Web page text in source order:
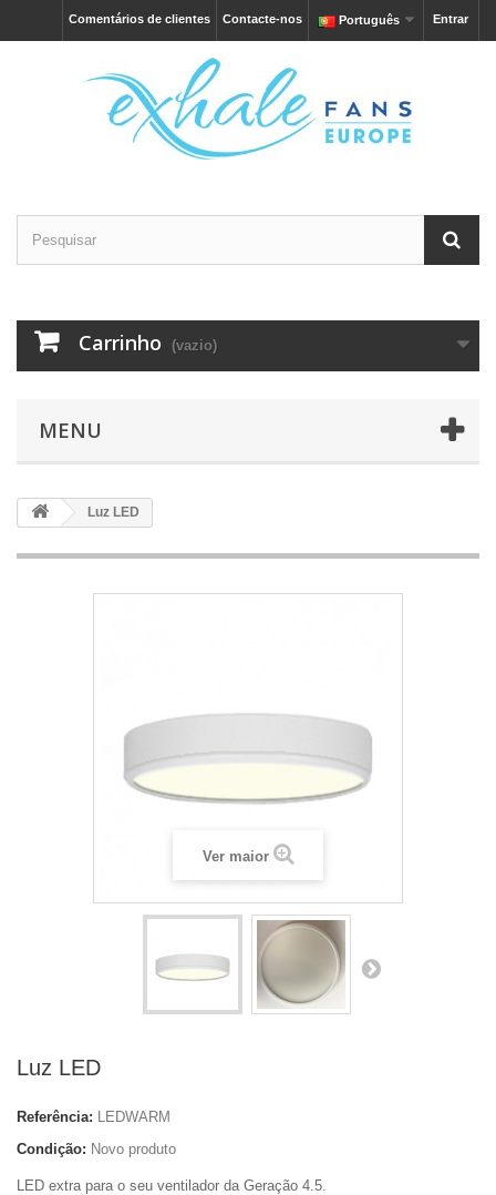
Entrar
Português
Contacte-nos
Comentários de clientes
Carrinho (vazio)
MENU
Luz LED
Ver maior
Luz LED
Referência: LEDWARM
Condição: Novo produto
LED extra para o seu ventilador da Geração 4.5.